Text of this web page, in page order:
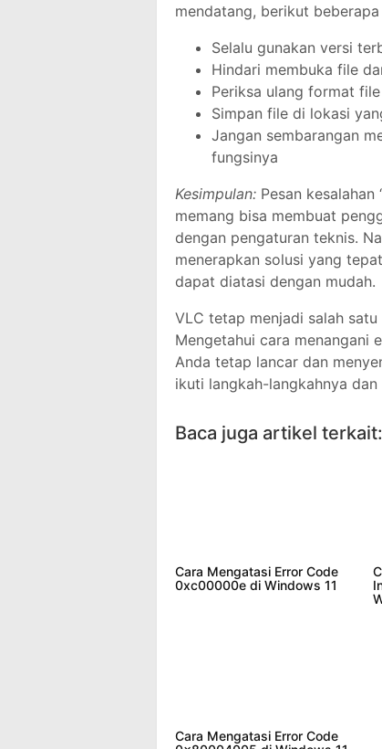
mendatang, berikut
Selalu gunakan versi
Hindari membuka file
Periksa ulang format
Simpan file di lokasi
Jangan sembarangan
fungsinya
Kesimpulan: Pesan kesalahan
memang bisa membuat
dengan pengaturan teknis.
menerapkan solusi yang
dapat diatasi dengan mudah.
VLC tetap menjadi salah
Mengetahui cara menangani
Anda tetap lancar dan
ikuti langkah-langkahnya
Baca juga artikel terkait:
Cara Mengatasi Error Code
0xc00000e di Windows 11
Cara Mengatasi Error Code